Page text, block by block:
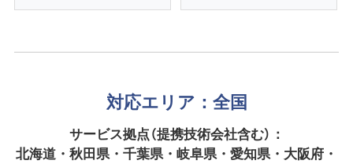
対応エリア：全国
サービス拠点（提携技術会社含む）：
北海道・秋田県・千葉県・岐阜県・愛知県・大阪府・